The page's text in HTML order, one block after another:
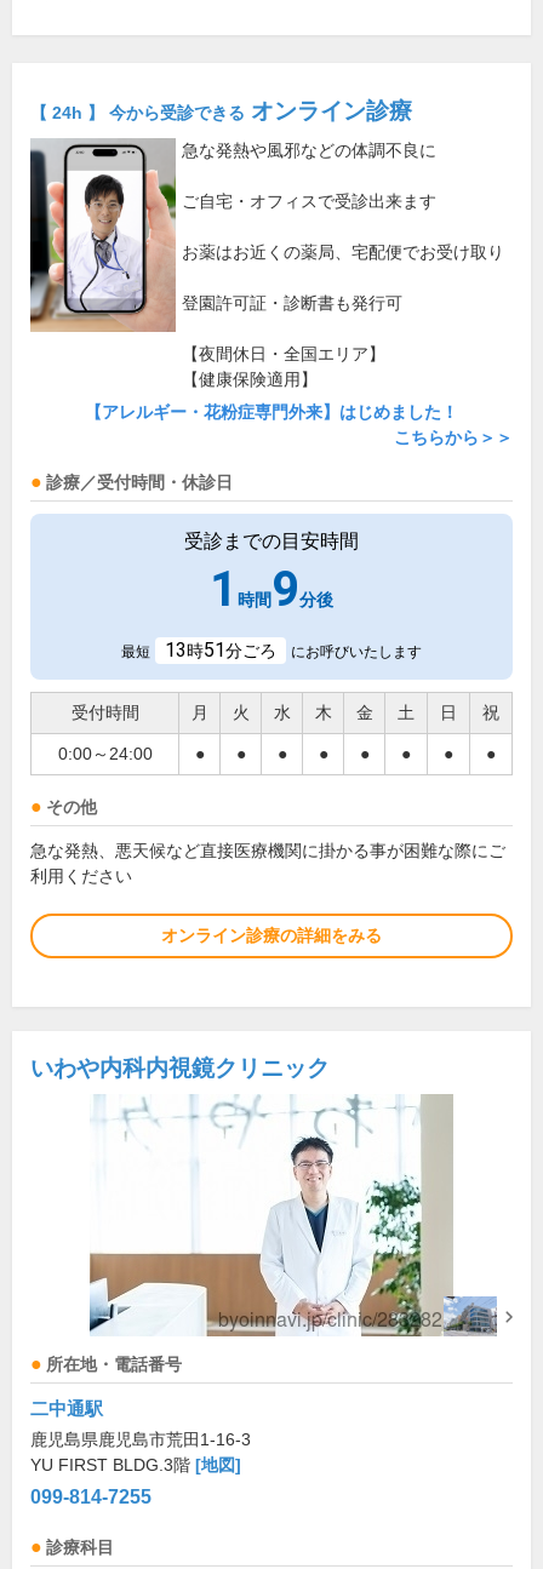
【 24h 】 今から受診できる オンライン診療
急な発熱や風邪などの体調不良に
ご自宅・オフィスで受診出来ます
お薬はお近くの薬局、宅配便でお受け取り
登園許可証・診断書も発行可
【夜間休日・全国エリア】
【健康保険適用】
【アレルギー・花粉症専門外来】はじめました！
こちらから＞＞
診療／受付時間・休診日
受診までの目安時間
1 時間 9分後
最短 13時51分ごろ にお呼びいたします
受付時間 月 火 水 木 金 土 日 祝
0:00～24:00 ● ● ● ● ● ● ● ●
その他
急な発熱、悪天候など直接医療機関に掛かる事が困難な際にご
利用ください
オンライン診療の詳細をみる
いわや内科内視鏡クリニック
所在地・電話番号
二中通駅
鹿児島県鹿児島市荒田1-16-3
YU FIRST BLDG.3階 [地図]
099-814-7255
診療科目